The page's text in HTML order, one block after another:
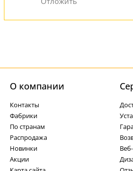
О компании
Контакты
Фабрики
По странам
Распродажа
Новинки
Акции